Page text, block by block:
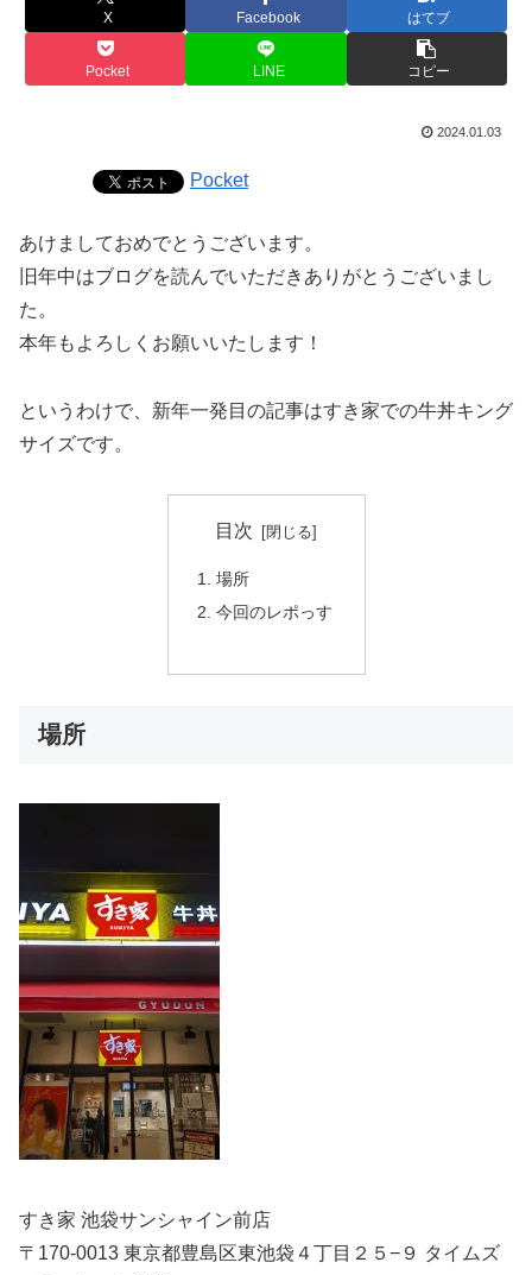
X Facebook はてブ
Pocket LINE コピー
2024.01.03
Pocket
あけましておめでとうございます。
旧年中はブログを読んでいただきありがとうございまし
た。
本年もよろしくお願いいたします！
というわけで、新年一発目の記事はすき家での牛丼キング
サイズです。
目次
場所
今回のレポっす
場所
すき家 池袋サンシャイン前店
〒170-0013 東京都豊島区東池袋４丁目２５−９ タイムズ